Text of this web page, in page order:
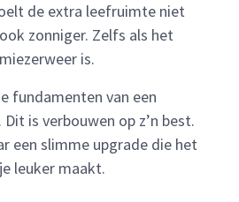
de extra leefruimte niet
zonniger. Zelfs als het
is.
fundamenten van een
is verbouwen op z’n best.
een slimme upgrade die het
leuker maakt.